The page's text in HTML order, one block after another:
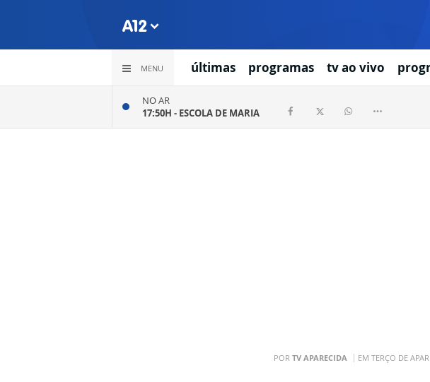
MENU últimas programas tv ao vivo
NO AR
17:50H - ESCOLA DE MARIA
POR TV APARECIDA EM TERÇO DE